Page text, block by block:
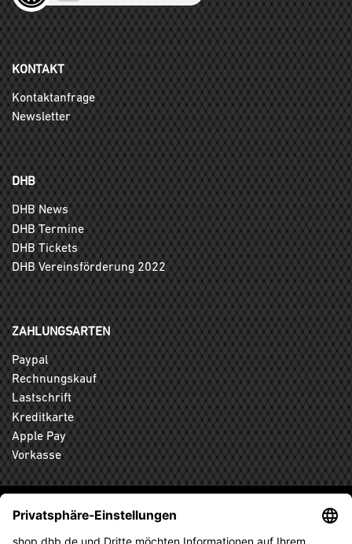
KONTAKT
Kontaktanfrage
Newsletter
DHB
DHB News
DHB Termine
DHB Tickets
DHB Vereinsförderung 2022
ZAHLUNGSARTEN
Paypal
Rechnungskauf
Lastschrift
Kreditkarte
Apple Pay
Vorkasse
ABONNIEREN SIE DEN KOSTENLOSEN DHB-FANSHOP
NEWSLETTER UND VERPASSEN SIE KEINE NEUIGKEIT ODER